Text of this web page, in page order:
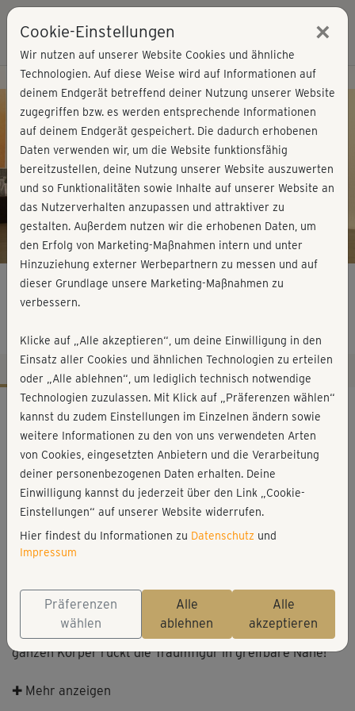
Play
Video
Kursvorschau - Jetzt mitmachen!
Fatkiller Cardio-Workout - der Kurs
Kursbeschreibung
Mit diesem mitreißenden High-Impact-Training für den
ganzen Körper rückt die Traumfigur in greifbare Nähe!
Prudence Dugas und Kamel Khasani werfen den Fitness-
✚ Mehr anzeigen
Workout-Facts
mittelschwer
42 Min
499 kcal
Prudence Dugas
Matte für die Bodenübungen
Cookie-Einstellungen ×
Wir nutzen auf unserer Website Cookies und ähnliche
Technologien. Auf diese Weise wird auf Informationen auf
deinem Endgerät betreffend deiner Nutzung unserer Website
zugegriffen bzw. es werden entsprechende Informationen
auf deinem Endgerät gespeichert. Die dadurch erhobenen
Daten verwenden wir, um die Website funktionsfähig
bereitzustellen, deine Nutzung unserer Website auszuwerten
und so Funktionalitäten sowie Inhalte auf unserer Website an
das Nutzerverhalten anzupassen und attraktiver zu
gestalten. Außerdem nutzen wir die erhobenen Daten, um
den Erfolg von Marketing-Maßnahmen intern und unter
Hinzuziehung externer Werbepartnern zu messen und auf
dieser Grundlage unsere Marketing-Maßnahmen zu
verbessern.
Klicke auf „Alle akzeptieren“, um deine Einwilligung in den
Einsatz aller Cookies und ähnlichen Technologien zu erteilen
oder „Alle ablehnen“, um lediglich technisch notwendige
Technologien zuzulassen. Mit Klick auf „Präferenzen wählen“
kannst du zudem Einstellungen im Einzelnen ändern sowie
weitere Informationen zu den von uns verwendeten Arten
von Cookies, eingesetzten Anbietern und die Verarbeitung
deiner personenbezogenen Daten erhalten. Deine
Einwilligung kannst du jederzeit über den Link „Cookie-
Einstellungen“ auf unserer Website widerrufen.
Hier findest du Informationen zu Datenschutz und
Impressum
Präferenzen
wählen
Alle
ablehnen
Alle
akzeptieren